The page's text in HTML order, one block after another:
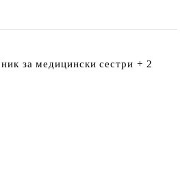
за медицински сестри + 2